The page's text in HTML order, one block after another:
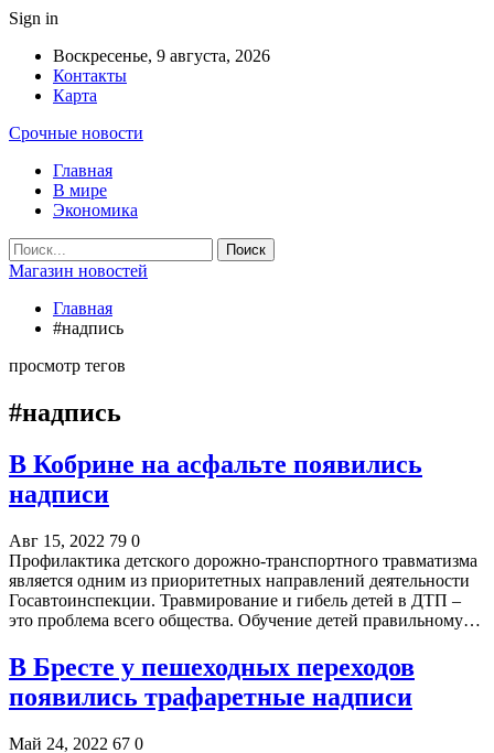
Sign in
Воскресенье, 9 августа, 2026
Контакты
Карта
Срочные новости
Главная
В мире
Экономика
Магазин новостей
Главная
#надпись
просмотр тегов
#надпись
В Кобрине на асфальте появились
надписи
Авг 15, 2022 79 0
Профилактика детского дорожно-транспортного травматизма
является одним из приоритетных направлений деятельности
Госавтоинспекции. Травмирование и гибель детей в ДТП –
это проблема всего общества. Обучение детей правильному…
В Бресте у пешеходных переходов
появились трафаретные надписи
Май 24, 2022 67 0